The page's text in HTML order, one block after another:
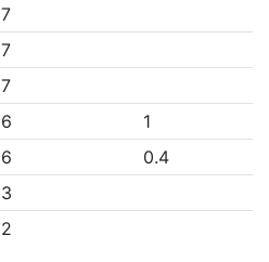
7
7
7
6
1
6
0.4
3
2